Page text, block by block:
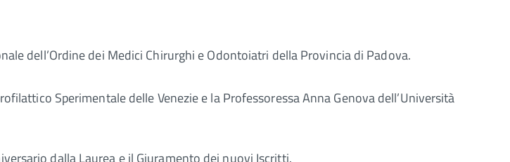
dell’Ordine dei Medici Chirurghi e Odontoiatri della Provincia di Padova.
Sperimentale delle Venezie e la Professoressa Anna Genova dell’Università
dalla Laurea e il Giuramento dei nuovi Iscritti.